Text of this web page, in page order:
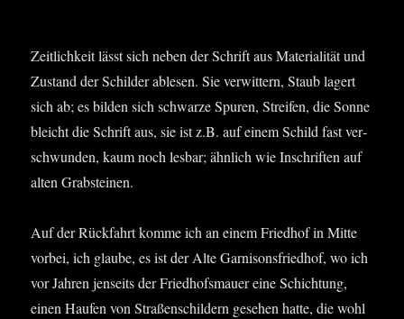
Zeit­lich­keit lässt sich neben der Schrift aus Mate­ria­li­tät und
Zustand der Schil­der able­sen. Sie ver­wit­tern, Staub lagert
sich ab; es bil­den sich schwar­ze Spu­ren, Strei­fen, die Son­ne
bleicht die Schrift aus, sie ist z.B. auf einem Schild fast ver­
schwun­den, kaum noch les­bar; ähn­lich wie Inschrif­ten auf
alten Grabsteinen.
Auf der Rück­fahrt kom­me ich an einem Fried­hof in Mit­te
vor­bei, ich glau­be, es ist der Alte Gar­ni­sons­fried­hof, wo ich
vor Jah­ren jen­seits der Fried­hofs­mau­er eine Schich­tung,
einen Hau­fen von Stra­ßen­schil­dern gese­hen hat­te, die wohl